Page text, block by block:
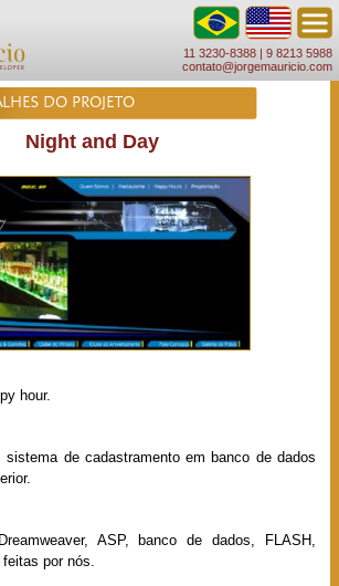
11 3230-8388 | 9 8213 5988
contato@jorgemauricio.com
DO PROJETO
Night and Day
hour.
de cadastramento em banco de dados
ASP, banco de dados, FLASH,
por nós.